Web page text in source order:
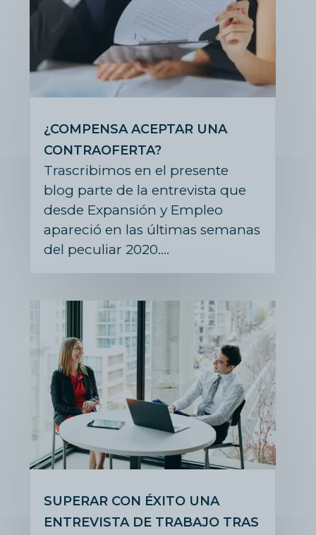
¿COMPENSA ACEPTAR UNA
CONTRAOFERTA?
Trascribimos en el presente
blog parte de la entrevista que
desde Expansión y Empleo
apareció en las últimas semanas
del peculiar 2020….
SUPERAR CON ÉXITO UNA
ENTREVISTA DE TRABAJO TRAS